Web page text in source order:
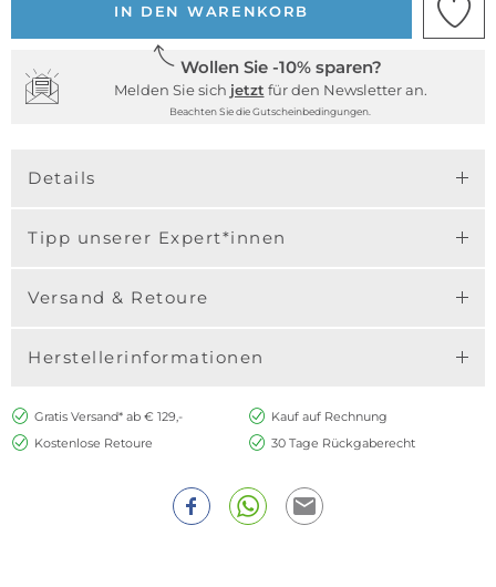
IN DEN WARENKORB
Wollen Sie -10% sparen?
Melden Sie sich jetzt für den Newsletter an.
Beachten Sie die Gutscheinbedingungen.
Details
Tipp unserer Expert*innen
Versand & Retoure
Herstellerinformationen
Gratis Versand* ab € 129,-
Kauf auf Rechnung
Kostenlose Retoure
30 Tage Rückgaberecht